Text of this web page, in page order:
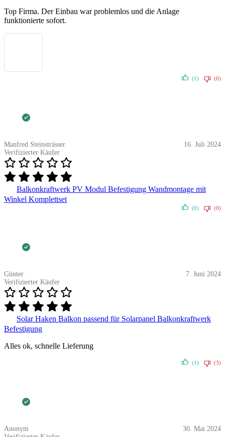
Top Firma. Der Einbau war problemlos und die Anlage
funktionierte sofort.
(1) (0)
Manfred Steinsträsser
Verifizierter Käufer
16. Juli 2024
Balkonkraftwerk PV Modul Befestigung Wandmontage mit
Winkel Komplettset
(0) (0)
Günter
Verifizierter Käufer
7. Juni 2024
Solar Haken Balkon passend für Solarpanel Balkonkraftwerk
Befestigung
Alles ok, schnelle Lieferung
(1) (3)
Anonym
30. Mai 2024